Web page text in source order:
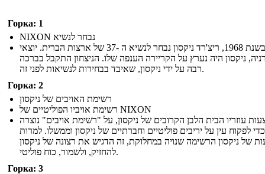
Горка: 1
NIXON נבחר לנשיא
בשנת 1968, ריצ'רד ניקסון נבחר לנשיא ה -37 של ארצות הברית. יוצאי
ניקסון היה נערץ על הקריירה הענפה שלו. הניצחון התקבל בברכה
רבה על ידי ניקסון, שאיבד בבחירות לנשיאות לפני זה.
Горка: 2
רשימת האויבים של ניקסון
רשימת אויביו הפוליטיים של NIXON
עוזריו הבית הלבן הקרובים של ניקסון, על "רשימת אויבים" נוצרה
כדי לפקוח עין על יריבים פוליטיים וחברתיים של ניקסון וממשלו. למרות
של ניקסון הרשימה שנויה במחלוקת, זה הדגיש את רצונה של ניקסון
להחזיק, ולשמור, כוח פוליטי.
Горка: 3